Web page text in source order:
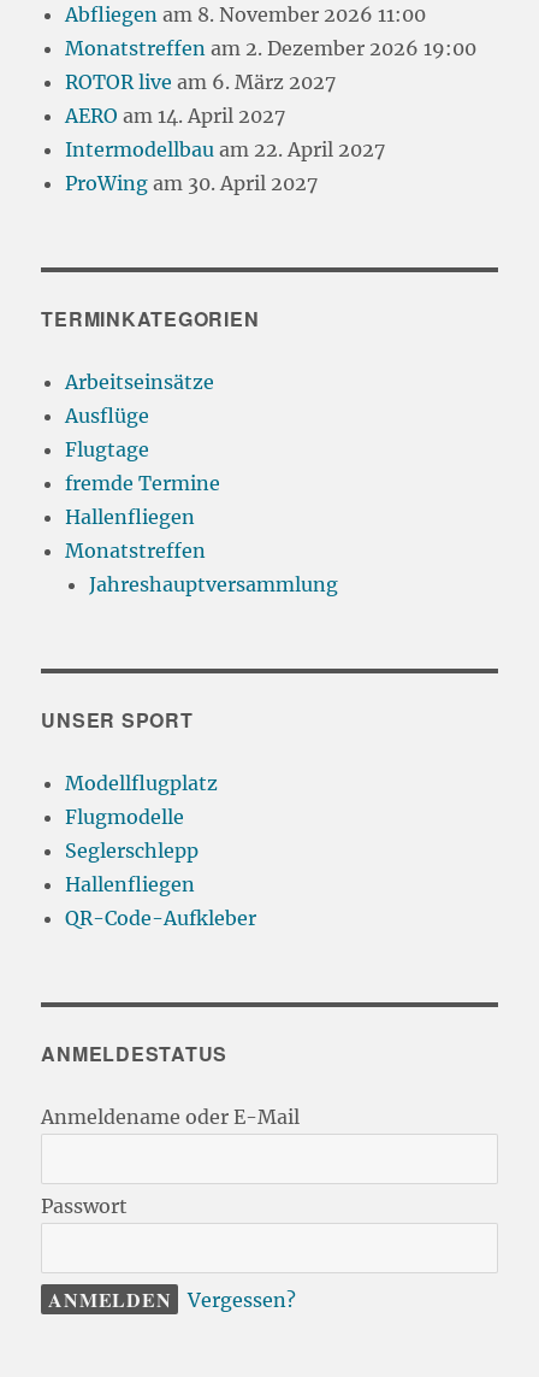
Abfliegen am 8. November 2026 11:00
Monatstreffen am 2. Dezember 2026 19:00
ROTOR live am 6. März 2027
AERO am 14. April 2027
Intermodellbau am 22. April 2027
ProWing am 30. April 2027
TERMINKATEGORIEN
Arbeitseinsätze
Ausflüge
Flugtage
fremde Termine
Hallenfliegen
Monatstreffen
Jahreshauptversammlung
UNSER SPORT
Modellflugplatz
Flugmodelle
Seglerschlepp
Hallenfliegen
QR-Code-Aufkleber
ANMELDESTATUS
Anmeldename oder E-Mail
Passwort
Vergessen?